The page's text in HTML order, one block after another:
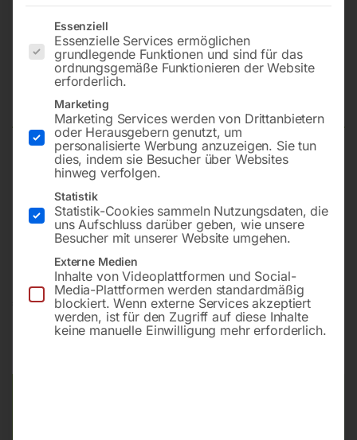
Rüttelplatte vorwärtslaufend
Zentrifugalkraft 14 kN
Max. Geschwindigkeit 26 m/min
Flächenverdichtung 625 m²/h
Motortyp Honda GX 160
Leistung 3,7 kW
1.380,00
inkl. MwSt. Kostenloser Versand
Es folgt eine Liste der Service-Gruppen, für die eine
Essenziell
Essenzielle Services ermöglichen
grundlegende Funktionen und sind für das
ordnungsgemäße Funktionieren der Website
erforderlich.
Marketing
Marketing Services werden von Drittanbietern
oder Herausgebern genutzt, um
personalisierte Werbung anzuzeigen. Sie tun
dies, indem sie Besucher über Websites
hinweg verfolgen.
Statistik
Statistik-Cookies sammeln Nutzungsdaten, die
uns Aufschluss darüber geben, wie unsere
Besucher mit unserer Website umgehen.
Externe Medien
Inhalte von Videoplattformen und Social-
Media-Plattformen werden standardmäßig
blockiert. Wenn externe Services akzeptiert
werden, ist für den Zugriff auf diese Inhalte
keine manuelle Einwilligung mehr erforderlich.